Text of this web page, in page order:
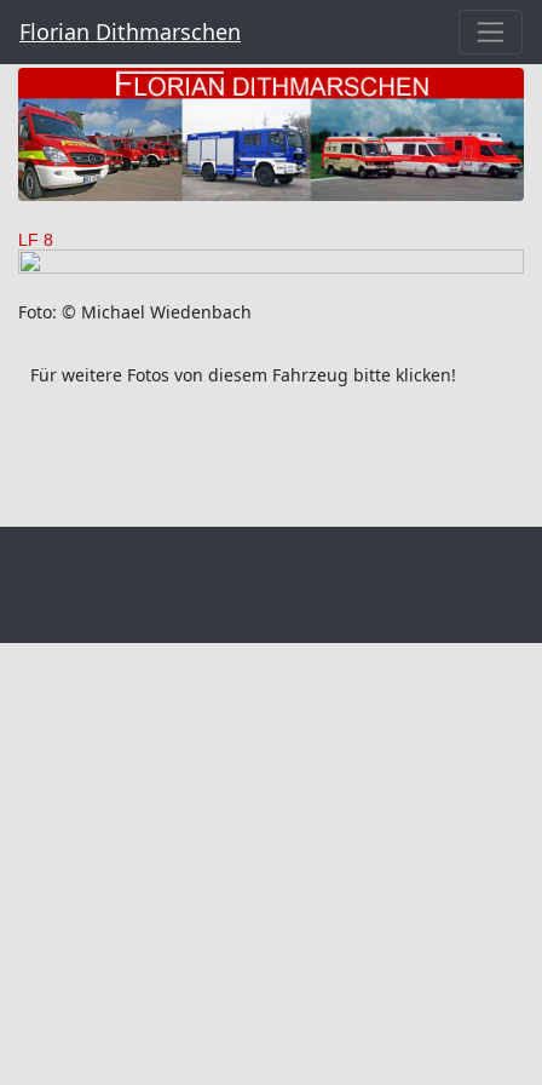
Florian Dithmarschen
LF 8
Foto: © Michael Wiedenbach
Für weitere Fotos von diesem Fahrzeug bitte klicken!